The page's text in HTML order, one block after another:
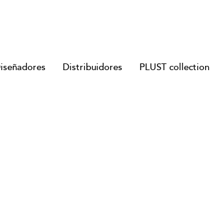
Distribuidores PLUST collection